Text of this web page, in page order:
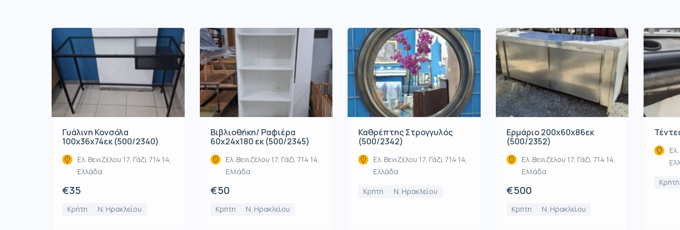
Γυάλινη Κονσόλα
100x36x74εκ (500/2340)
Ελ. Βενιζέλου 17, Γάζι 714 14,
Ελλάδα
€35
Κρήτη Ν. Ηρακλείου
Βιβλιοθήκη/ Ραφιέρα
60x24x180 εκ (500/2345)
Ελ. Βενιζέλου 17, Γάζι 714 14,
Ελλάδα
€50
Κρήτη Ν. Ηρακλείου
Καθρέπτης Στρογγυλός
(500/2342)
Ελ. Βενιζέλου 17, Γάζι 714 14,
Ελλάδα
Κρήτη Ν. Ηρακλείου
Ερμάριο 200x60x86εκ
(500/2352)
Ελ. Βενιζέλου 17, Γάζι 714 14,
Ελλάδα
€500
Κρήτη Ν. Ηρακλείου
Κρήτη